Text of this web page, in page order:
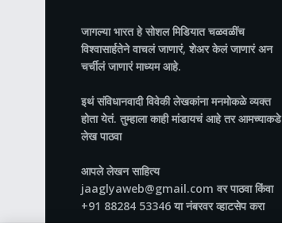
जागल्या भारतहे सोशल मिडियात चळवळींच
विश्वासार्हतेने वाचलं जाणारं, शेअर केलं जाणारं अन
चर्चीलं जाणारं माध्यम आहे.
इथं संविधानवादी विवेकी लेखकांना मनमोकळे व्यक्त
होता येतं. तुम्हाला काही मांडायचं आहे तर आमच्याकडे
लेख पाठवा
आपले लेखन साहित्य
jaaglyaweb@gmail.com वर पाठवा किंवा
+91 88284 53346 या नंबरवर व्हाटसेप करा